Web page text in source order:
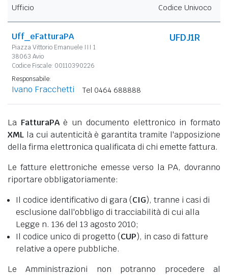
Ufficio Codice Univoco
Uff_eFatturaPA
Piazza Vittorio Emanuele III 1
38063 Avio
Codice Fiscale: 00110390226
UFDJ1R
Responsabile:
Ivano Fracchetti Tel 0464 688888
La FatturaPAè un documento elettronico in formato
XML la cui autenticità è garantita tramite l'apposizione
della firma elettronica qualificata di chi emette fattura.
Le fatture elettroniche emesse verso la PA, dovranno
riportare obbligatoriamente:
Il codice identificativo di gara (CIG), tranne i casi di
esclusione dall'obbligo di tracciabilità di cui alla
Legge n. 136 del 13 agosto 2010;
Il codice unico di progetto (CUP), in caso di fatture
relative a opere pubbliche.
Le Amministrazioni non potranno procedere al